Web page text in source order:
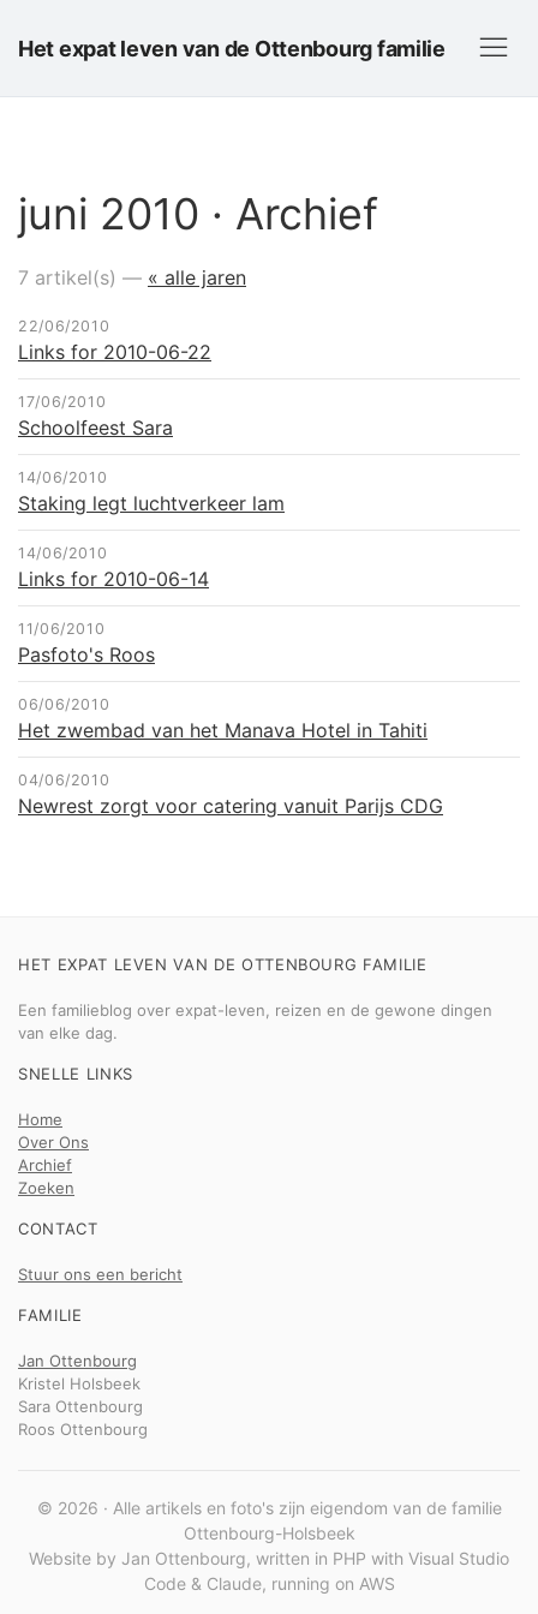
Het expat leven van de Ottenbourg familie
juni 2010 · Archief
7 artikel(s) — « alle jaren
22/06/2010
Links for 2010-06-22
17/06/2010
Schoolfeest Sara
14/06/2010
Staking legt luchtverkeer lam
14/06/2010
Links for 2010-06-14
11/06/2010
Pasfoto's Roos
06/06/2010
Het zwembad van het Manava Hotel in Tahiti
04/06/2010
Newrest zorgt voor catering vanuit Parijs CDG
HET EXPAT LEVEN VAN DE OTTENBOURG FAMILIE
Een familieblog over expat-leven, reizen en de gewone dingen
van elke dag.
SNELLE LINKS
Home
Over Ons
Archief
Zoeken
CONTACT
Stuur ons een bericht
FAMILIE
Jan Ottenbourg
Kristel Holsbeek
Sara Ottenbourg
Roos Ottenbourg
© 2026 · Alle artikels en foto's zijn eigendom van de familie
Ottenbourg-Holsbeek
Website by Jan Ottenbourg, written in PHP with Visual Studio
Code & Claude, running on AWS